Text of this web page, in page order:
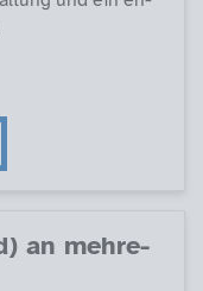
an meh­re­